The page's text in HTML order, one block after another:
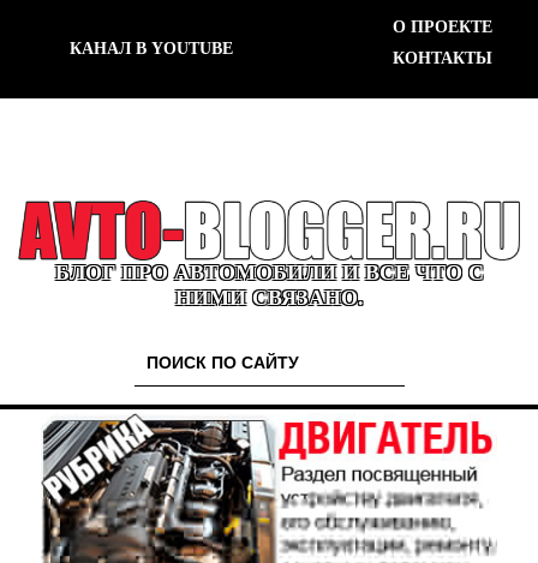
КАНАЛ В YOUTUBE
О ПРОЕКТЕ
КОНТАКТЫ
БЛОГ ПРО АВТОМОБИЛИ И ВСЕ ЧТО С
НИМИ СВЯЗАНО.